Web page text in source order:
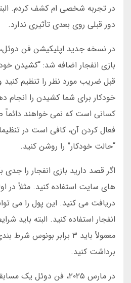
در تجربه شخصی ام کشف کردم.
دور قبلی روی بعدی تأثیری ندارد.
در نسخه جدید اپلیکیشن فن
بازی انفجار اضافه شد: “کشیدن
قبل ضریب مورد نظر را تنظیم
خودکار برای شما کشیدن را انجام
کسانی است که نمی خواهند دائماً
فعال کردن آن، کافی است در
“حالت خودکار” را روشن کنید.
اگر قصد دارید بازی انفجار را جدی
دریافت می کنید. این پول را می
انفجار استفاده کنید. البته باید
معمولاً باید ۳ برابر بونوس
برداشت کنید.
در مارس ۲۰۲۵، فن دوئل یک